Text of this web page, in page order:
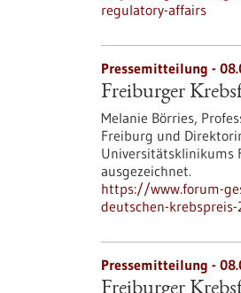
regulatory-affairs
Pressemitteilung -
Freiburger
Melanie Börries,
Freiburg und
Universitätsklinikums
ausgezeichnet.
https://www.forum-
deutschen-krebspreis-
Pressemitteilung -